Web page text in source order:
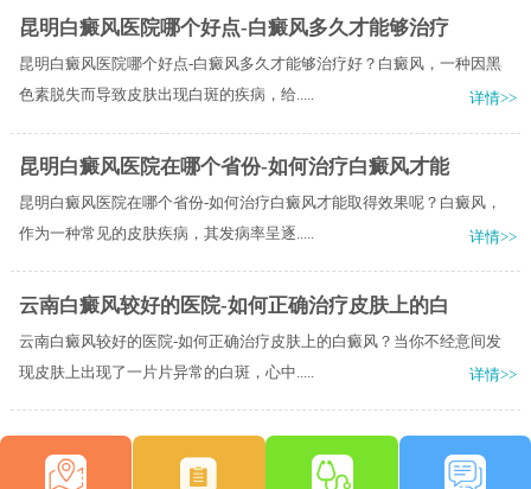
昆明白癜风医院哪个好点-白癜风多久才能够治疗
昆明白癜风医院哪个好点-白癜风多久才能够治疗好？白癜风，一种因黑
色素脱失而导致皮肤出现白斑的疾病，给.....
详情>>
昆明白癜风医院在哪个省份-如何治疗白癜风才能
昆明白癜风医院在哪个省份-如何治疗白癜风才能取得效果呢？白癜风，
作为一种常见的皮肤疾病，其发病率呈逐.....
详情>>
云南白癜风较好的医院-如何正确治疗皮肤上的白
云南白癜风较好的医院-如何正确治疗皮肤上的白癜风？当你不经意间发
现皮肤上出现了一片片异常的白斑，心中.....
详情>>